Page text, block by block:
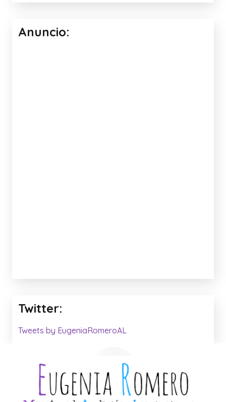
Anuncio:
Twitter:
Tweets by EugeniaRomeroAL